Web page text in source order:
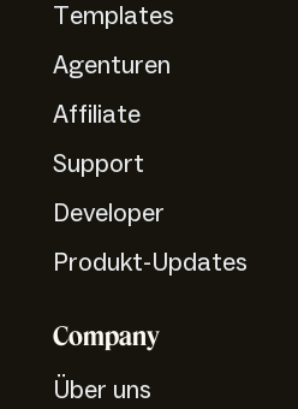
Templates
Agenturen
Affiliate
Support
Developer
Produkt-Updates
Company
Über uns